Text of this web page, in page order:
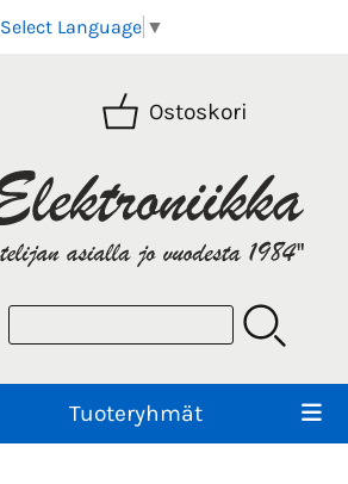
Select Language ▼
Ostoskori
Tuoteryhmät